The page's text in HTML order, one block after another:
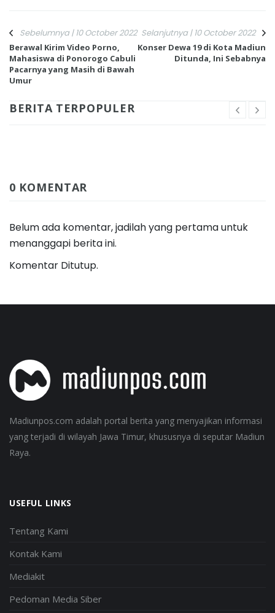
Sebelumnya | 10 October 2022
Berawal Kirim Video Porno,
Mahasiswa di Ponorogo Cabuli
Pacarnya yang Masih di Bawah
Umur
Selanjutnya | 10 October 2022
Konser Dewa 19 di Kota Madiun
Ditunda, Ini Sebabnya
BERITA TERPOPULER
0 KOMENTAR
Belum ada komentar, jadilah yang pertama untuk
menanggapi berita ini.
Komentar Ditutup.
Madiunpos.com adalah portal berita yang menyajikan informasi
yang terjadi di wilayah Jawa Timur, khususnya di seputar Madiun
Raya.
USEFUL LINKS
Tentang Kami
Kontak Kami
Mediakit
Pedoman Media Siber